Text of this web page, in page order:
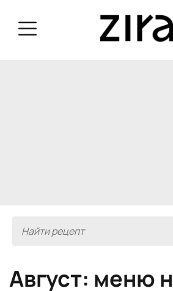
Август: меню